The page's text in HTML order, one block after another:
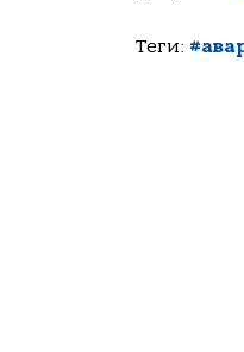
Теги: